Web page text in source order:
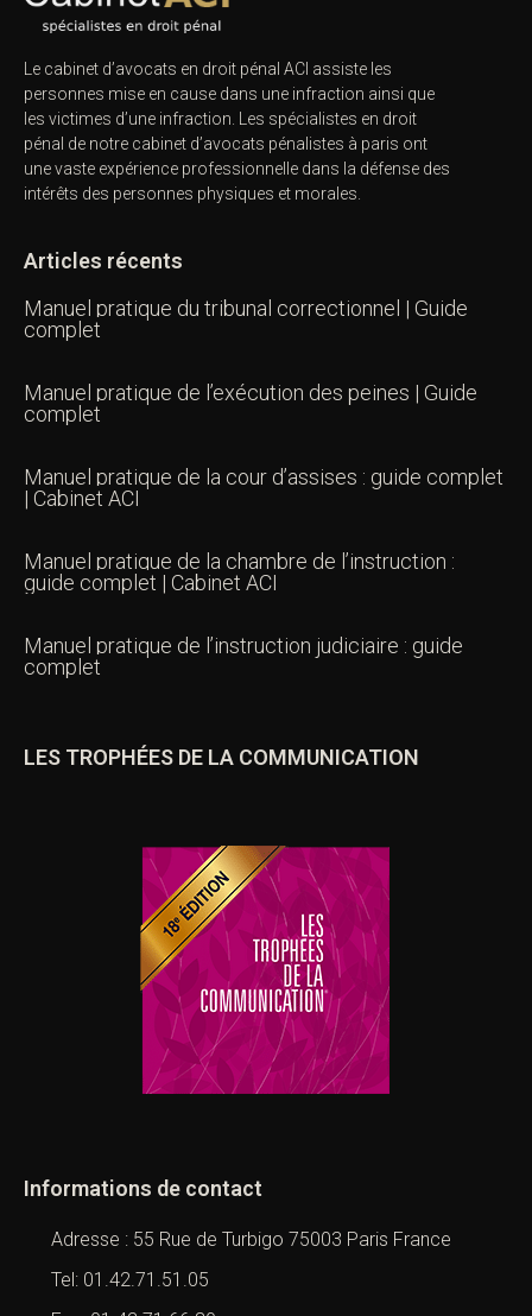
Le cabinet d’avocats en droit pénal ACI assiste les
personnes mise en cause dans une infraction ainsi que
les victimes d’une infraction. Les spécialistes en droit
pénal de notre cabinet d’avocats pénalistes à paris ont
une vaste expérience professionnelle dans la défense des
intérêts des personnes physiques et morales.
Articles récents
Manuel pratique du tribunal correctionnel | Guide
complet
Manuel pratique de l’exécution des peines | Guide
complet
Manuel pratique de la cour d’assises : guide complet
| Cabinet ACI
Manuel pratique de la chambre de l’instruction :
guide complet | Cabinet ACI
Manuel pratique de l’instruction judiciaire : guide
complet
LES TROPHÉES DE LA COMMUNICATION
Informations de contact
Adresse : 55 Rue de Turbigo 75003 Paris France
Tel: 01.42.71.51.05